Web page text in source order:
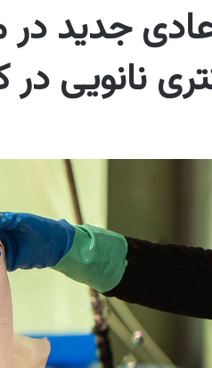
جدید در
نانویی